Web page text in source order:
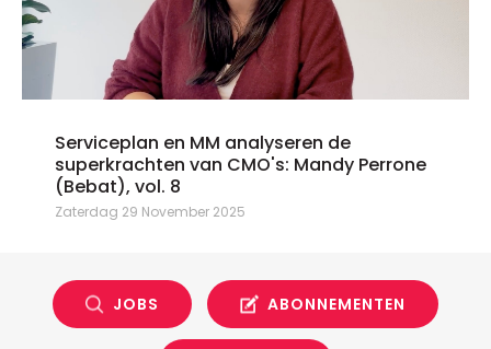
Serviceplan en MM analyseren de
superkrachten van CMO's: Mandy Perrone
(Bebat), vol. 8
Zaterdag 29 November 2025
JOBS ABONNEMENTEN